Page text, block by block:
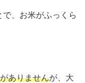
、お米がふっくら
ありませんが、大